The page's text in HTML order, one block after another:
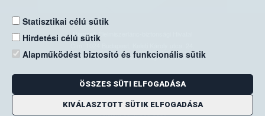
Statisztikai célú sütik
Hirdetési célú sütik
Alapműködést biztosító és funkcionális sütik
ÖSSZES SÜTI ELFOGADÁSA
KIVÁLASZTOTT SÜTIK ELFOGADÁSA
Nemzeti Élelmiszerlánc-biztonsági Hivatal
Levelezési cím: 1525 Budapest. Pf. 30.
E-mail:ugyfelszolgalat@nebih.gov.hu
Zöld szám: 06-80/263-244
Telefon: 06-1/ 336-9000